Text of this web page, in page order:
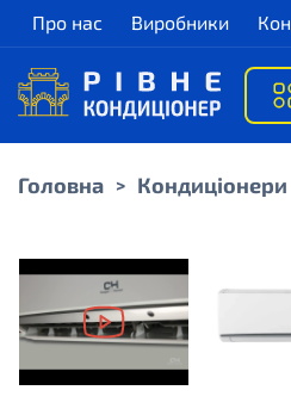
Про нас Виробники
Головна > Кондиціонери